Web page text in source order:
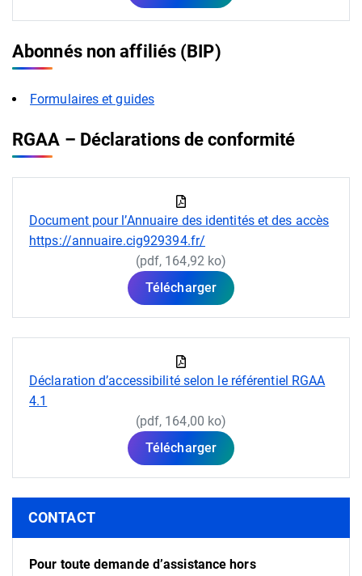
Abonnés non affiliés (BIP)
Formulaires et guides
RGAA – Déclarations de conformité
Document pour l’Annuaire des identités et des accès
https://annuaire.cig929394.fr/
(pdf, 164,92 ko)
Télécharger
Déclaration d’accessibilité selon le référentiel RGAA
4.1
(pdf, 164,00 ko)
Télécharger
Informations complémentaires
CONTACT
Pour toute demande d’assistance hors